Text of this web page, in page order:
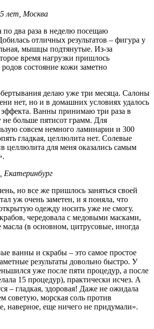
лет, Москва
по два раза в неделю посещаю
отличных результатов – фигура у
мышцы подтянутые. Из-за
время нагрузки пришлось
состояние кожи заметно
делаю уже три месяца. Салоны
нет, но и в домашних условиях удалось
эффекта. Ванны принимаю три раза в
не больше пятисот грамм. Для
совсем немного ламинарии и 300
гладкая, целлюлита нет. Солевые
целлюлита для меня оказались самым
Екатеринбург
но все же пришлось заняться своей
уж очень заметен, и я поняла, что
одежду носить уже не смогу.
чередовала с медовыми масками,
масла (в основном, цитрусовые, иногда
ванны и скрабы – это самое простое
результаты довольно быстро. У
уже после пяти процедур, а после
15 процедур), практически исчез. А
– гладкая, здоровая! Даже не ожидала
советую, морская соль против
наверное, еще ничего не придумали».